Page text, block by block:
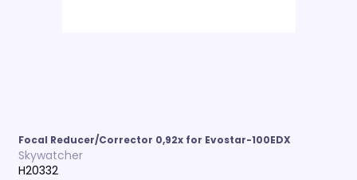
Focal Reducer/Corrector 0,92x for Evostar-100EDX
Skywatcher
H20332